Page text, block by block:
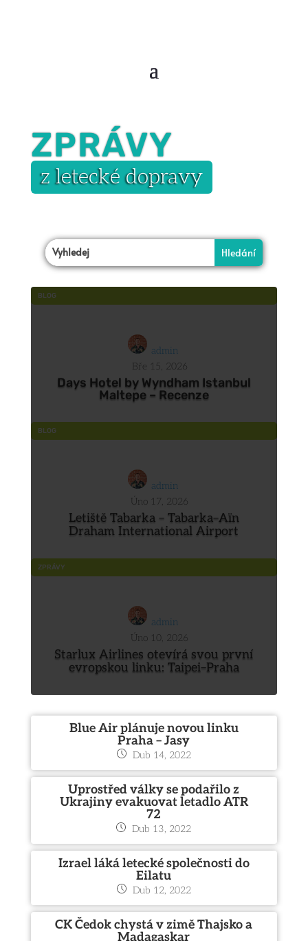
ZPRÁVY
z letecké dopravy
BLOG
admin
Bře 15, 2026
Days Hotel by Wyndham Istanbul
Maltepe – Recenze
BLOG
admin
Úno 17, 2026
Letiště Tabarka – Tabarka–Aïn
Draham International Airport
ZPRÁVY
admin
Úno 10, 2026
Starlux Airlines otevírá svou první
evropskou linku: Taipei–Praha
Blue Air plánuje novou linku
Praha – Jasy
Dub 14, 2022
Uprostřed války se podařilo z
Ukrajiny evakuovat letadlo ATR
72
Dub 13, 2022
Izrael láká letecké společnosti do
Eilatu
Dub 12, 2022
CK Čedok chystá v zimě Thajsko a
Madagaskar